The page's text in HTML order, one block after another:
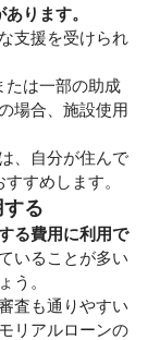
ります。
支援を受けられ
たは一部の助成
場合、施設使用
、自分が住んで
すめします。
る
る費用に利用で
いることが多い
う。
査も通りやすい
リアルローンの